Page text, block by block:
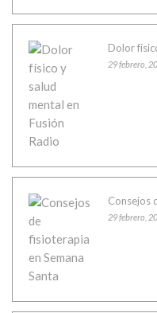
Dolor
29 febrero,
Consejos
29 febrero,